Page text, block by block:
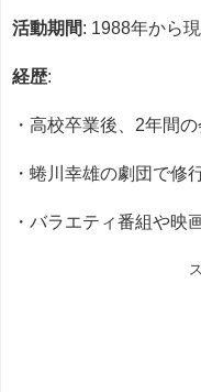
活動期間: 1988年から
経歴:
・高校卒業後、2年間
・蜷川幸雄の劇団で修
・バラエティ番組や映